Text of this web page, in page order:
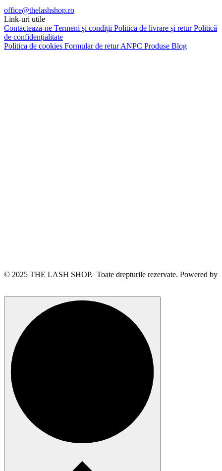
office@thelashshop.ro
Link-uri utile
Contacteaza-ne Termeni și condiții Politica de livrare și returPolitică
de confidențialitate
Politica de cookies Formular de returANPC Produse Blog
© 2025 THE LASH SHOP. Toate drepturile rezervate. Powered by